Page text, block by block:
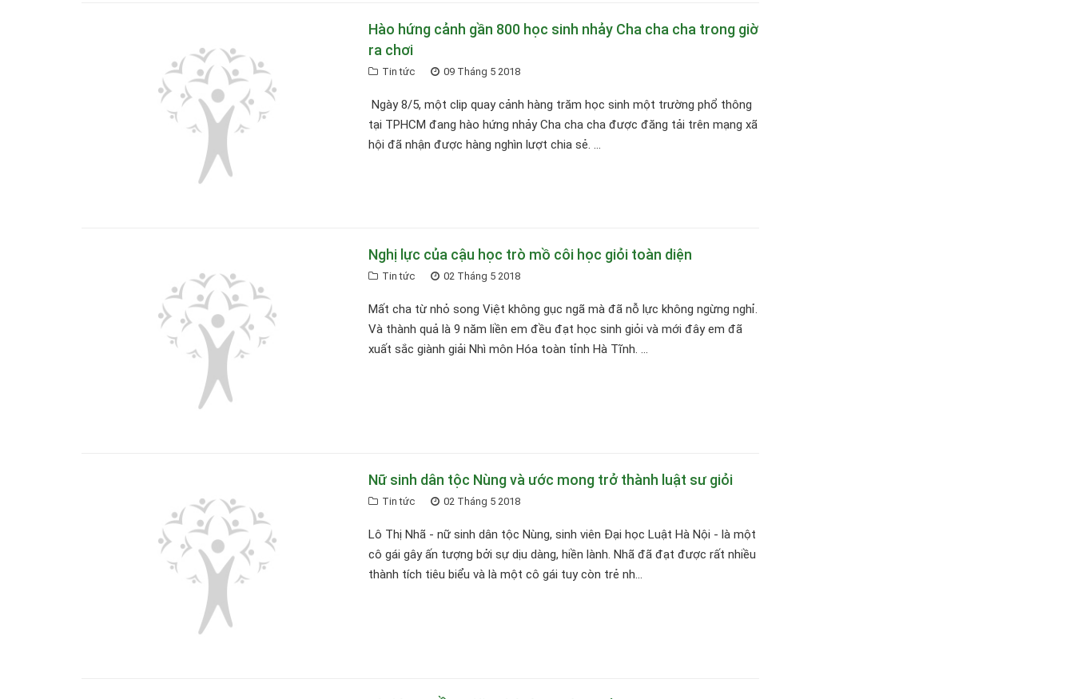
Hào hứng cảnh gần 800 học sinh nhảy Cha cha cha trong giờ
ra chơi
Tin tức 09 Tháng 5 2018
Ngày 8/5, một clip quay cảnh hàng trăm học sinh một trường phổ thông
tại TPHCM đang hào hứng nhảy Cha cha cha được đăng tải trên mạng xã
hội đã nhận được hàng nghìn lượt chia sẻ. ...
Nghị lực của cậu học trò mồ côi học giỏi toàn diện
Tin tức 02 Tháng 5 2018
Mất cha từ nhỏ song Việt không gục ngã mà đã nỗ lực không ngừng nghỉ.
Và thành quả là 9 năm liền em đều đạt học sinh giỏi và mới đây em đã
xuất sắc giành giải Nhì môn Hóa toàn tỉnh Hà Tĩnh. ...
Nữ sinh dân tộc Nùng và ước mong trở thành luật sư giỏi
Tin tức 02 Tháng 5 2018
Lô Thị Nhã - nữ sinh dân tộc Nùng, sinh viên Đại học Luật Hà Nội - là một
cô gái gây ấn tượng bởi sự dịu dàng, hiền lành. Nhã đã đạt được rất nhiều
thành tích tiêu biểu và là một cô gái tuy còn trẻ nh...